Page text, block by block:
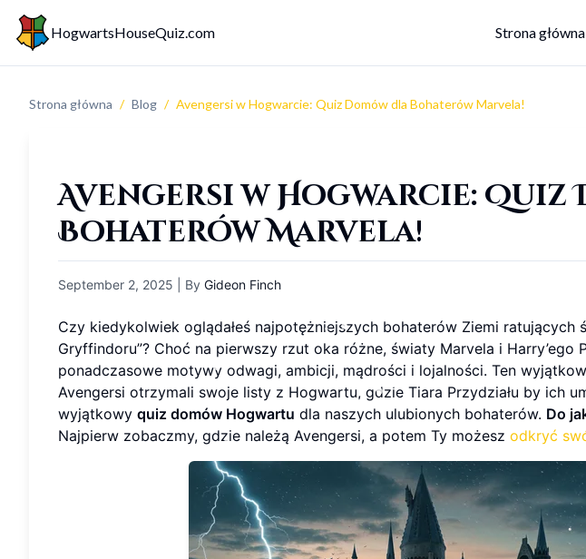
HogwartsHouseQuiz.com Strona główna
Strona główna / Blog / Avengersi w Hogwarcie: Quiz Domów dla Bohaterów Marvela!
Avengersi w Hogwarcie: Quiz
Bohaterów Marvela!
September 2, 2025 | By Gideon Finch
Czy kiedykolwiek oglądałeś najpotężniejszych bohaterów Ziemi ratujących
Gryffindoru”? Choć na pierwszy rzut oka różne, światy Marvela i Harry’ego
ponadczasowe motywy odwagi, ambicji, mądrości i lojalności. Ten
Avengersi otrzymali swoje listy z Hogwartu, gdzie Tiara Przydziału by ich
wyjątkowy quiz domów Hogwartu dla naszych ulubionych bohaterów. Do
Najpierw zobaczmy, gdzie należą Avengersi, a potem Ty możesz odkryć